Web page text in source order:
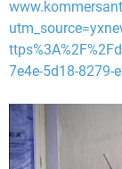
7e4e-5d18-